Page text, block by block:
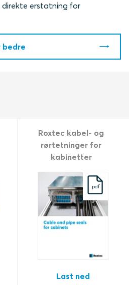
direkte erstatning for
bedre
Roxtec kabel- og
rørtetninger for
kabinetter
pdf
Last ned